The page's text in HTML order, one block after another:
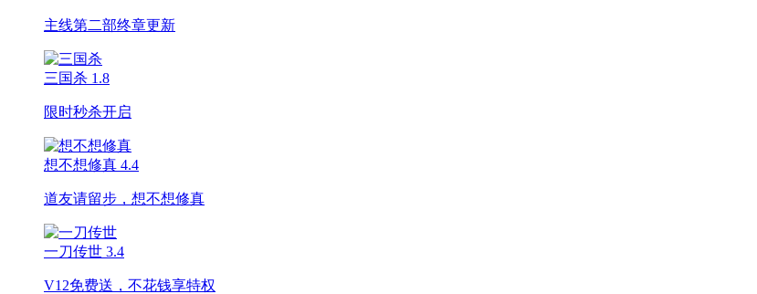
主线第二部终章更新
三国杀 1.8
限时秒杀开启
想不想修真 4.4
道友请留步，想不想修真
一刀传世 3.4
V12免费送，不花钱享特权